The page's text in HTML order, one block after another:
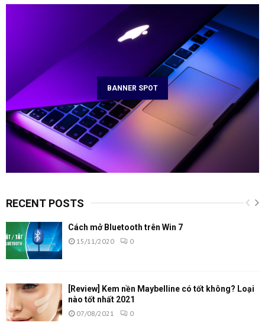
BANNER SPOT
RECENT POSTS
Cách mở Bluetooth trên Win 7
15/11/2020 0
[Review] Kem nền Maybelline có tốt không? Loại
nào tốt nhất 2021
07/08/2021 0